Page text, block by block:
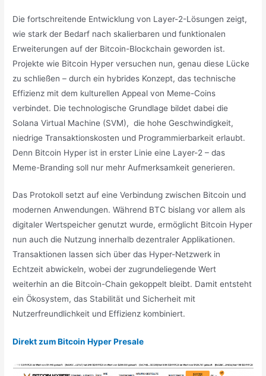
Die fortschreitende Entwicklung von Layer-2-Lösungen zeigt,
wie stark der Bedarf nach skalierbaren und funktionalen
Erweiterungen auf der Bitcoin-Blockchain geworden ist.
Projekte wie Bitcoin Hyper versuchen nun, genau diese Lücke
zu schließen – durch ein hybrides Konzept, das technische
Effizienz mit dem kulturellen Appeal von Meme-Coins
verbindet. Die technologische Grundlage bildet dabei die
Solana Virtual Machine (SVM), die hohe Geschwindigkeit,
niedrige Transaktionskosten und Programmierbarkeit erlaubt.
Denn Bitcoin Hyper ist in erster Linie eine Layer-2 – das
Meme-Branding soll nur mehr Aufmerksamkeit generieren.
Das Protokoll setzt auf eine Verbindung zwischen Bitcoin und
modernen Anwendungen. Während BTC bislang vor allem als
digitaler Wertspeicher genutzt wurde, ermöglicht Bitcoin Hyper
nun auch die Nutzung innerhalb dezentraler Applikationen.
Transaktionen lassen sich über das Hyper-Netzwerk in
Echtzeit abwickeln, wobei der zugrundeliegende Wert
weiterhin an die Bitcoin-Chain gekoppelt bleibt. Damit entsteht
ein Ökosystem, das Stabilität und Sicherheit mit
Nutzerfreundlichkeit und Effizienz kombiniert.
Direkt zum Bitcoin Hyper Presale